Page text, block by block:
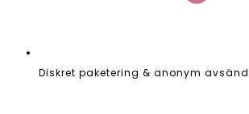
Diskret paketering & anonym